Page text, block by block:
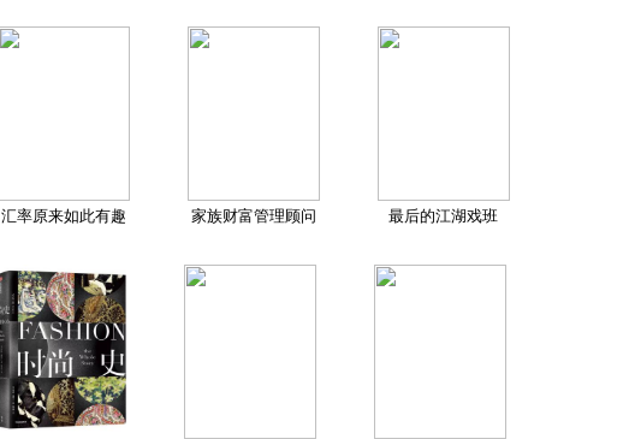
汇率原来如此有趣 家族财富管理顾问 最后的江湖戏班